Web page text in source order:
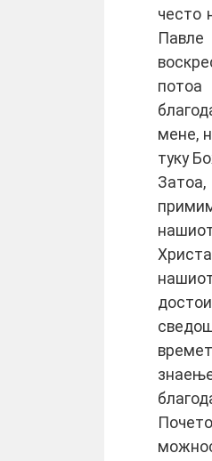
често
Павле
потоа
мене,
туку